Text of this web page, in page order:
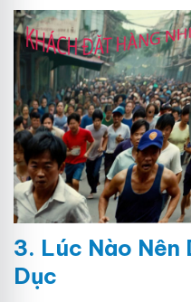
3. Lúc Nào Nên
Dục